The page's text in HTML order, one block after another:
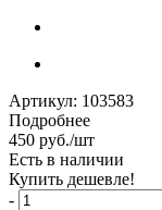
Артикул: 103583
Подробнее
450 руб./шт
Есть в наличии
Купить дешевле!
-